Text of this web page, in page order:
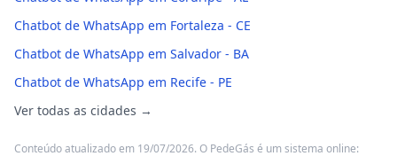
Chatbot de WhatsApp em Fortaleza - CE
Chatbot de WhatsApp em Salvador - BA
Chatbot de WhatsApp em Recife - PE
Ver todas as cidades →
Conteúdo atualizado em 19/07/2026. O PedeGás é um sistema online: